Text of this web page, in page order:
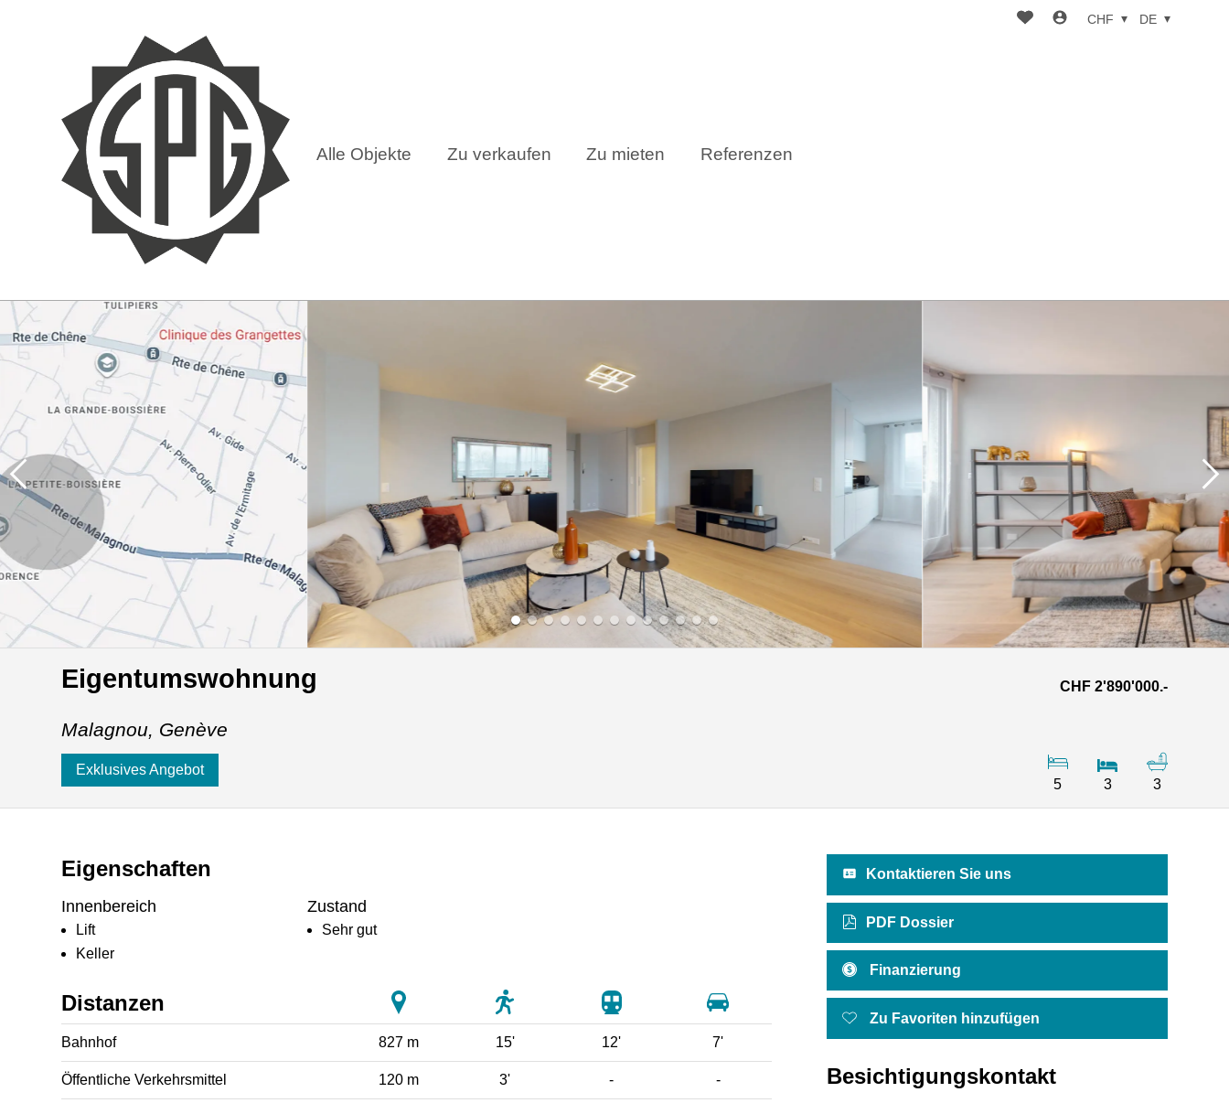
Alle Objekte Zu verkaufen Zu mieten Referenzen
CHF DE
Eigentumswohnung CHF 2'890'000.-
Malagnou, Genève
Exklusives Angebot
5
3 3
Eigenschaften
Innenbereich
Lift
Keller
Zustand
Sehr gut
Distanzen
Bahnhof 827 m 15' 12' 7'
Öffentliche Verkehrsmittel 120 m 3' - -
Kontaktieren Sie uns
PDF Dossier
Finanzierung
Zu Favoriten hinzufügen
Besichtigungskontakt